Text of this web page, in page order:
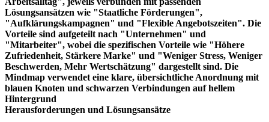
Herausforderungen und Lösungsansätze